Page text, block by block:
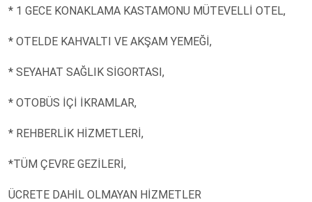
* 1 GECE KONAKLAMA KASTAMONU MÜTEVELLİ OTEL,
* OTELDE KAHVALTI VE AKŞAM YEMEĞİ,
* SEYAHAT SAĞLIK SİGORTASI,
* OTOBÜS İÇİ İKRAMLAR,
* REHBERLİK HİZMETLERİ,
*TÜM ÇEVRE GEZİLERİ,
ÜCRETE DAHİL OLMAYAN HİZMETLER